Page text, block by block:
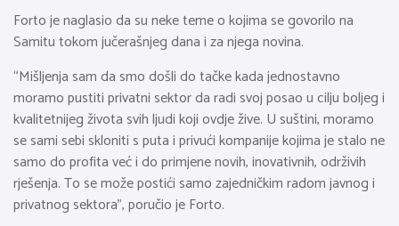
Forto je naglasio da su neke teme o kojima se govorilo na
Samitu tokom jučerašnjeg dana i za njega novina.
“Mišljenja sam da smo došli do tačke kada jednostavno
moramo pustiti privatni sektor da radi svoj posao u cilju boljeg i
kvalitetnijeg života svih ljudi koji ovdje žive. U suštini, moramo
se sami sebi skloniti s puta i privući kompanije kojima je stalo ne
samo do profita već i do primjene novih, inovativnih, održivih
rješenja. To se može postići samo zajedničkim radom javnog i
privatnog sektora”, poručio je Forto.